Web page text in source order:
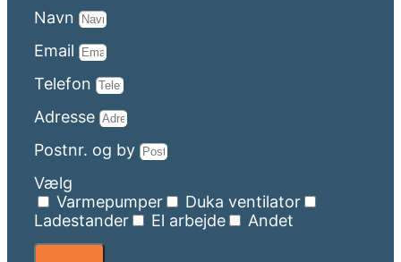
Navn
Email
Telefon
Adresse
Postnr. og by
Vælg
Varmepumper
Duka ventilator
Ladestander
El arbejde Andet